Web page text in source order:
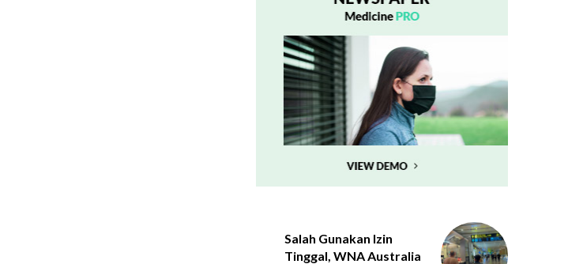
Salah Gunakan Izin
Tinggal, WNA Australia